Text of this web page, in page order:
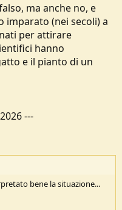
ma anche no, e
imparato (nei secoli) a
per attirare
hanno
e il pianto di un
---
bene la situazione...